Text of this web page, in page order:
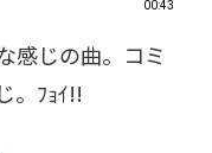
00:43
感じの曲。コミ
。ﾌｮｲ!!